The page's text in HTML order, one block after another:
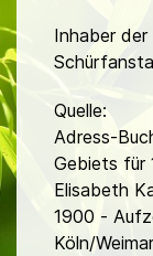
Inhaber
Quelle:
Adress-
Gebiets für
Elisabeth
1900 -
Köln/